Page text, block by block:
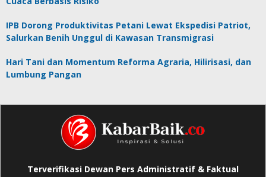
IPB Dorong Produktivitas Petani Lewat Ekspedisi Patriot,
Salurkan Benih Unggul di Kawasan Transmigrasi
Hari Tani dan Momentum Reforma Agraria, Hilirisasi, dan
Lumbung Pangan
Terverifikasi Dewan Pers Administratif & Faktual